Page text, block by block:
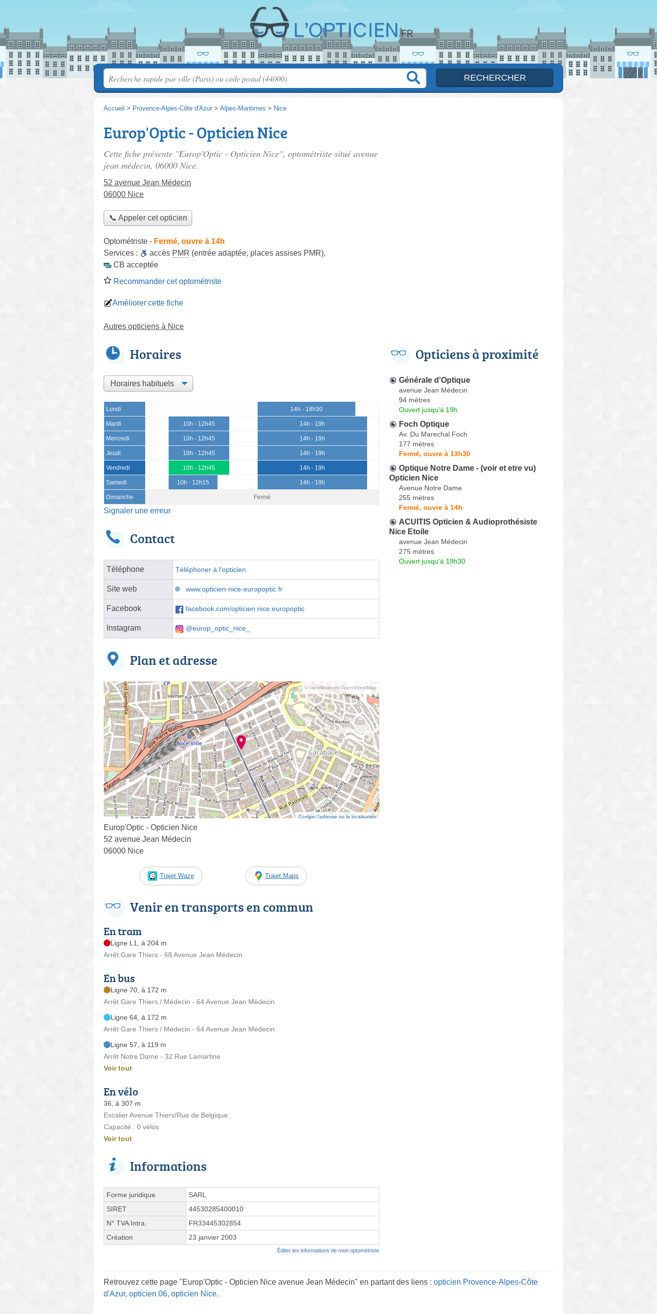
Accueil > Provence-Alpes-Côte d'Azur > Alpes-Maritimes > Nice
Europ'Optic - Opticien Nice
Cette fiche présente "Europ'Optic - Opticien Nice", optométriste situé avenue
jean médecin, 06000 Nice.
52 avenue Jean Médecin
06000 Nice
📞 Appeler cet opticien
Optométriste - Fermé, ouvre à 14h
Services :
accès PMR (entrée adaptée, places assises PMR),
CB acceptée
Recommander cet optométriste
Améliorer cette fiche
Autres opticiens à Nice
Horaires
Lundi 14h - 18h30
Mardi 10h - 12h45 14h - 19h
Mercredi 10h - 12h45 14h - 19h
Jeudi 10h - 12h45 14h - 19h
Vendredi 10h - 12h45 14h - 19h
Samedi 10h - 12h15 14h - 19h
Dimanche Fermé
Signaler une erreur
Contact
Téléphone Téléphoner à l'opticien
Site web www.opticien-nice-europoptic.fr
Facebook facebook.com/opticien.nice.europoptic
Instagram @europ_optic_nice_
Plan et adresse
© contributeurs OpenStreetMap
Corriger l’adresse ou la localisation
Europ'Optic - Opticien Nice
52 avenue Jean Médecin
06000 Nice
Trajet Waze Trajet Maps
Venir en transports en commun
En tram
Ligne L1, à 204 m
Arrêt Gare Thiers - 68 Avenue Jean Médecin
En bus
Ligne 70, à 172 m
Arrêt Gare Thiers / Médecin - 64 Avenue Jean Médecin
Ligne 64, à 172 m
Arrêt Gare Thiers / Médecin - 64 Avenue Jean Médecin
Ligne 57, à 119 m
Arrêt Notre Dame - 32 Rue Lamartine
Voir tout
En vélo
36, à 307 m
Escalier Avenue Thiers/Rue de Belgique
Capacité : 0 vélos
Voir tout
Informations
Forme juridique
SARL
SIRET
44530285400010
N° TVA Intra.
FR33445302854
Création
23 janvier 2003
Éditer les informations de mon optométriste
Opticiens à proximité
Générale d'Optique
avenue Jean Médecin
94 mètres
Ouvert jusqu'à 19h
Foch Optique
Av. Du Marechal Foch
177 mètres
Fermé, ouvre à 13h30
Optique Notre Dame - (voir et etre vu)
Opticien Nice
Avenue Notre Dame
255 mètres
Fermé, ouvre à 14h
ACUITIS Opticien & Audioprothésiste
Nice Etoile
avenue Jean Médecin
275 mètres
Ouvert jusqu'à 19h30
Retrouvez cette page "Europ'Optic - Opticien Nice avenue Jean Médecin" en partant des liens : opticien Provence-Alpes-Côte
d'Azur, opticien 06, opticien Nice.